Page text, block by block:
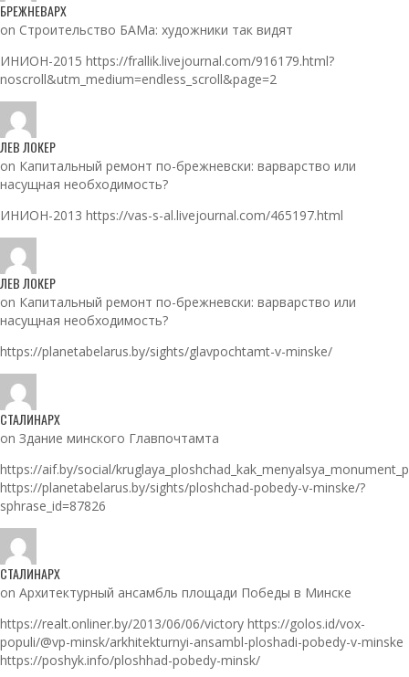
БРЕЖНЕВАРХ
on Строительство БАМа: художники так видят
ИНИОН-2015 https://frallik.livejournal.com/916179.html?
noscroll&utm_medium=endless_scroll&page=2
ЛЕВ ЛОКЕР
on Капитальный ремонт по-брежневски: варварство или
насущная необходимость?
ИНИОН-2013 https://vas-s-al.livejournal.com/465197.html
ЛЕВ ЛОКЕР
on Капитальный ремонт по-брежневски: варварство или
насущная необходимость?
https://planetabelarus.by/sights/glavpochtamt-v-minske/
СТАЛИНАРХ
on Здание минского Главпочтамта
https://aif.by/social/
https://planetabelarus.by/sights/ploshchad-pobedy-v-minske/?
sphrase_id=87826
СТАЛИНАРХ
on Архитектурный ансамбль площади Победы в Минске
https://realt.onliner.by/2013/06/06/victory https://golos.id/vox-
populi/@vp-minsk/arkhitekturnyi-ansambl-ploshadi-pobedy-v-minske
https://poshyk.info/ploshhad-pobedy-minsk/